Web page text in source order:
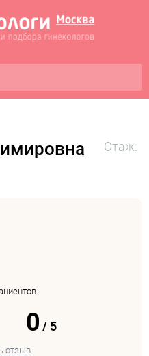
Стаж:
0 /5
отзыв